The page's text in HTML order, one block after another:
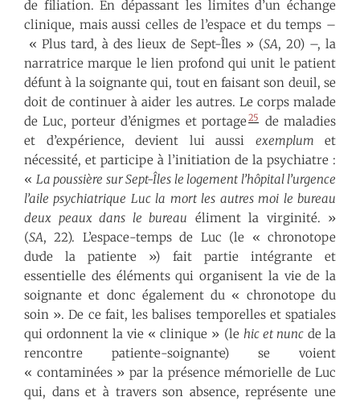
de filiation. En dépassant les limites d’un échange
clinique, mais aussi celles de l’espace et du temps –
« Plus tard, à des lieux de Sept-Îles » (SA, 20) –, la
narratrice marque le lien profond qui unit le patient
défunt à la soignante qui, tout en faisant son deuil, se
doit de continuer à aider les autres. Le corps malade
de Luc, porteur d’énigmes et portage25
de maladies
et d’expérience, devient lui aussi exemplum et
nécessité, et participe à l’initiation de la psychiatre :
« La poussière sur Sept-Îles le logement l’hôpital l’urgence
l’aile psychiatrique Luc la mort les autres moi le bureau
deux peaux dans le bureau éliment la virginité. »
(SA, 22). L’espace-temps de Luc (le « chronotope
du·de la patient·e ») fait partie intégrante et
essentielle des éléments qui organisent la vie de la
soignante et donc également du « chronotope du
soin ». De ce fait, les balises temporelles et spatiales
qui ordonnent la vie « clinique » (le hic et nuncde la
rencontre patient·e-soignant·e) se voient
« contaminées » par la présence mémorielle de Luc
qui, dans et à travers son absence, représente une